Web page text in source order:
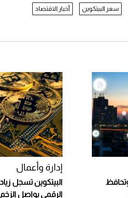
سعر البيتكوين أخبار الاقتصاد
إدارة وأعمال
البيتكوين تسجل
الرقمي يواصل